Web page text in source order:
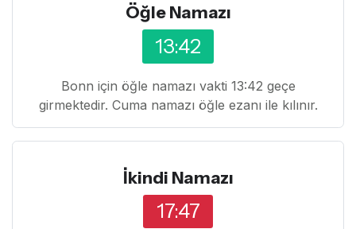
Öğle Namazı
13:42
Bonn için öğle namazı vakti 13:42 geçe
girmektedir. Cuma namazı öğle ezanı ile kılınır.
İkindi Namazı
17:47